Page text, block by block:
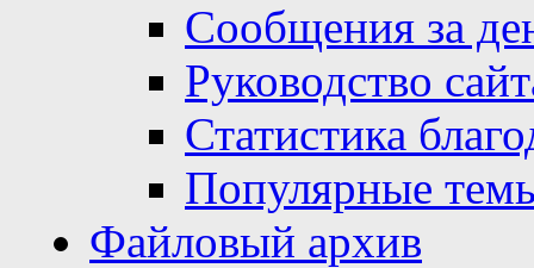
Сообщения за
Руководство
Статистика
Популярные
Файловый архив